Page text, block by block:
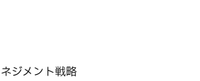
ジメント戦略